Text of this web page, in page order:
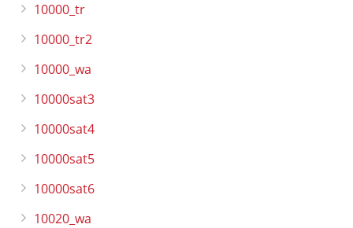
10000_tr
10000_tr2
10000_wa
10000sat3
10000sat4
10000sat5
10000sat6
10020_wa